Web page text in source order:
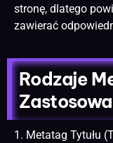
stronę, dlatego
zawierać
Rodzaje
1. Metatag Tytułu